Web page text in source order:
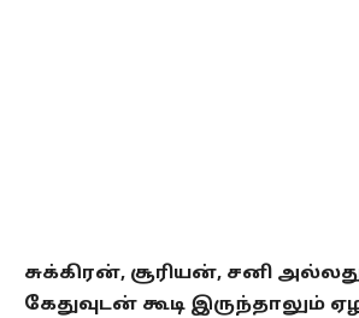
சுக்கிரன், சூரியன், சனி அல்லது
கேதுவுடன் கூடி இருந்தாலும்